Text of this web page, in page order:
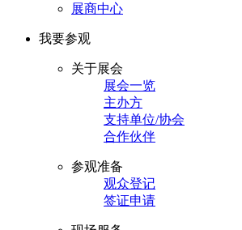
展商中心
我要参观
关于展会
展会一览
主办方
支持单位/协会
合作伙伴
参观准备
观众登记
签证申请